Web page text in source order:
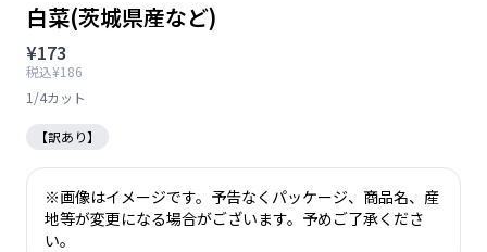
白菜(茨城県産など)
¥173
税込¥186
1/4カット
【訳あり】
※画像はイメージです。予告なくパッケージ、商品名、産
地等が変更になる場合がございます。予めご了承くださ
い。